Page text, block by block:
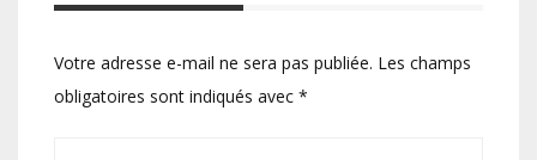
Votre adresse e-mail ne sera pas publiée. Les champs
obligatoires sont indiqués avec *